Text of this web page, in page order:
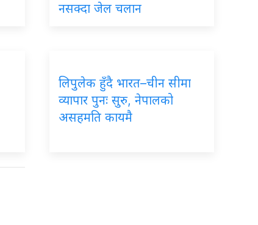
नसक्दा जेल चलान
लिपुलेक हुँदै भारत–चीन सीमा
व्यापार पुनः सुरु, नेपालको
असहमति कायमै